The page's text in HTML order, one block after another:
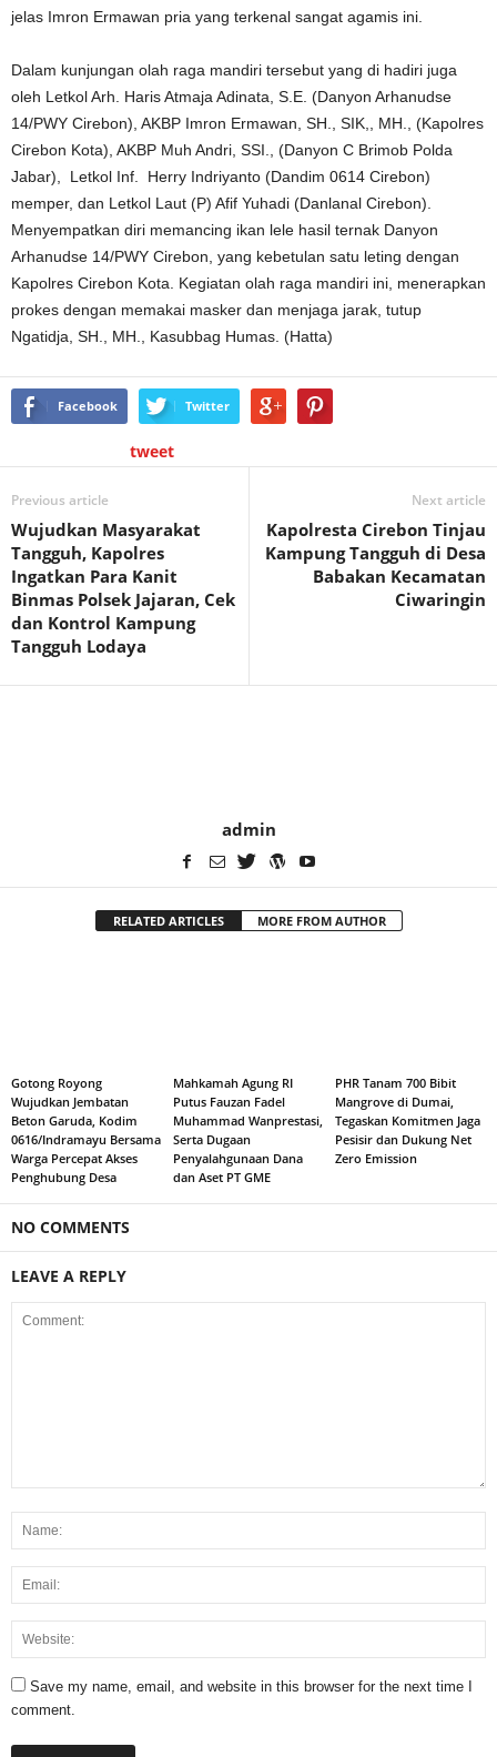
jelas Imron Ermawan pria yang terkenal sangat agamis ini.
Dalam kunjungan olah raga mandiri tersebut yang di hadiri juga
oleh Letkol Arh. Haris Atmaja Adinata, S.E. (Danyon Arhanudse
14/PWY Cirebon), AKBP Imron Ermawan, SH., SIK,, MH., (Kapolres
Cirebon Kota), AKBP Muh Andri, SSI., (Danyon C Brimob Polda
Jabar), Letkol Inf. Herry Indriyanto (Dandim 0614 Cirebon)
memper, dan Letkol Laut (P) Afif Yuhadi (Danlanal Cirebon).
Menyempatkan diri memancing ikan lele hasil ternak Danyon
Arhanudse 14/PWY Cirebon, yang kebetulan satu leting dengan
Kapolres Cirebon Kota. Kegiatan olah raga mandiri ini, menerapkan
prokes dengan memakai masker dan menjaga jarak, tutup
Ngatidja, SH., MH., Kasubbag Humas. (Hatta)
Facebook Twitter
tweet
Previous article
Wujudkan Masyarakat
Tangguh, Kapolres
Ingatkan Para Kanit
Binmas Polsek Jajaran, Cek
dan Kontrol Kampung
Tangguh Lodaya
Next article
Kapolresta Cirebon Tinjau
Kampung Tangguh di Desa
Babakan Kecamatan
Ciwaringin
admin
RELATED ARTICLES MORE FROM AUTHOR
Gotong Royong
Wujudkan Jembatan
Beton Garuda, Kodim
0616/Indramayu Bersama
Warga Percepat Akses
Penghubung Desa
Mahkamah Agung RI
Putus Fauzan Fadel
Muhammad Wanprestasi,
Serta Dugaan
Penyalahgunaan Dana
dan Aset PT GME
PHR Tanam 700 Bibit
Mangrove di Dumai,
Tegaskan Komitmen Jaga
Pesisir dan Dukung Net
Zero Emission
NO COMMENTS
LEAVE A REPLY
Save my name, email, and website in this browser for the next time I
comment.